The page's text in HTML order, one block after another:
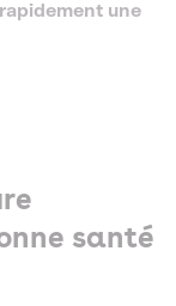
une
santé